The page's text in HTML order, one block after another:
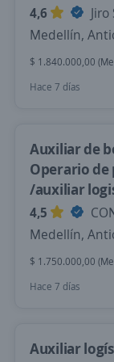
4,6
Jiro
Medellín,
$ 1.840.000,00
Hace 7 días
Auxiliar de
Operario
/auxiliar
4,5
Medellín,
$ 1.750.000,00
Hace 7 días
Auxiliar